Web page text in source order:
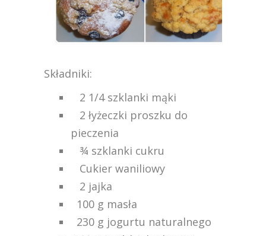
Składniki:
2 1/4 szklanki mąki
2 łyżeczki proszku do
pieczenia
¾ szklanki cukru
Cukier waniliowy
2 jajka
100 g masła
230 g jogurtu naturalnego